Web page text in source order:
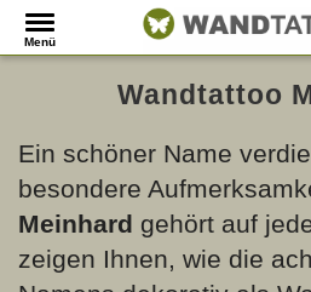
Menü
Wandtattoo
Ein schöner Name
besondere
Meinhard gehört auf
zeigen Ihnen, wie die